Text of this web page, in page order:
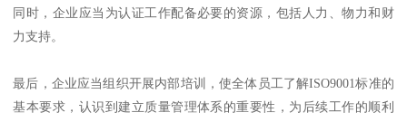
同时，企业应当为认证工作配备必要的资源，包括人力、物力和财
力支持。
最后，企业应当组织开展内部培训，使全体员工了解ISO9001标准的
基本要求，认识到建立质量管理体系的重要性，为后续工作的顺利